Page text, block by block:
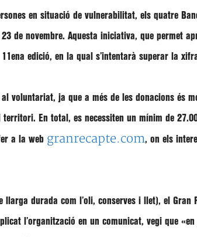
en situació de vulnerabilitat, els quatre
de novembre. Aquesta iniciativa, que permet
11ena edició, en la qual s’intentarà superar la
voluntariat, ja que a més de les donacions és
En total, es necessiten un mínim de
a la web granrecapte.com, on els
llarga durada com l’oli, conserves i llet), el Gran
l’organització en un comunicat, vegi que «